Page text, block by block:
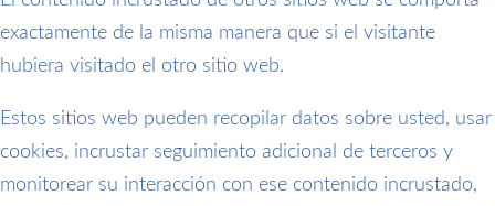
exactamente de la misma manera que si el visitante
hubiera visitado el otro sitio web.
Estos sitios web pueden recopilar datos sobre usted, usar
cookies, incrustar seguimiento adicional de terceros y
monitorear su interacción con ese contenido incrustado,